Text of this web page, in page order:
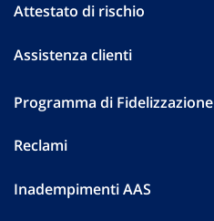
Attestato di rischio
Assistenza clienti
Programma di Fidelizzazione
Reclami
Inadempimenti AAS